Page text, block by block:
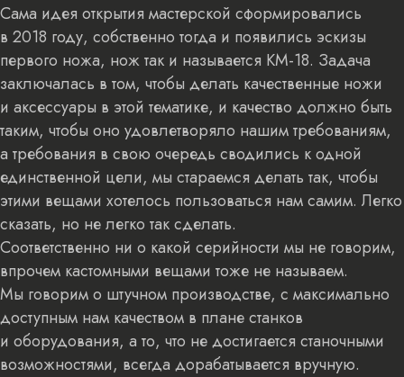
Сама идея открытия мастерской сформировались
в 2018 году, собственно тогда и появились эскизы
первого ножа, нож так и называется КМ-18. Задача
заключалась в том, чтобы делать качественные ножи
и аксессуары в этой тематике, и качество должно быть
таким, чтобы оно удовлетворяло нашим требованиям,
а требования в свою очередь сводились к одной
единственной цели, мы стараемся делать так, чтобы
этими вещами хотелось пользоваться нам самим. Легко
сказать, но не легко так сделать.
Соответственно ни о какой серийности мы не говорим,
впрочем кастомными вещами тоже не называем.
Мы говорим о штучном производстве, с максимально
доступным нам качеством в плане станков
и оборудования, а то, что не достигается станочными
возможностями, всегда дорабатывается вручную.